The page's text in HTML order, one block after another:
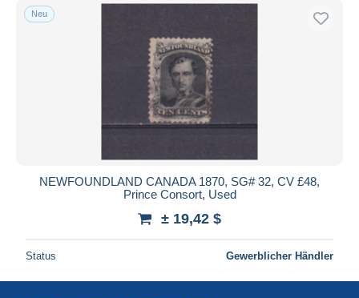
Neu
NEWFOUNDLAND CANADA 1870, SG# 32, CV £48,
Prince Consort, Used
± 19,42 $
Status Gewerblicher Händler